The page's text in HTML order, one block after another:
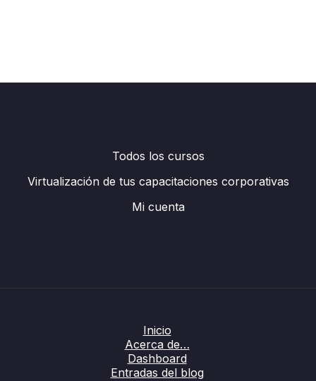
Todos los cursos
Virtualización de tus capacitaciones corporativas
Mi cuenta
Inicio
Acerca de…
Dashboard
Entradas del blog